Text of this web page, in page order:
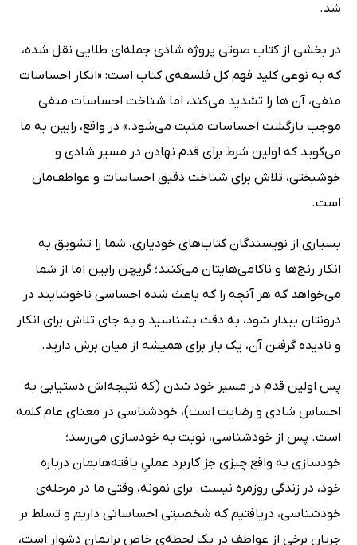
شد.
در بخشی از کتاب صوتی پروژه شادی جمله‌ای طلایی نقل شده،
که به نوعی کلید فهم کل فلسفه‌ی کتاب است: «انکار احساسات
منفی، آن ها را تشدید می‌کند، اما شناخت احساسات منفی
موجب بازگشت احساسات مثبت می‌شود.» در واقع، رابین به ما
می‌گوید که اولین شرط برای قدم نهادن در مسیر شادی و
خوشبختی، تلاش برای شناخت دقیق احساسات و عواطف‌مان
است.
بسیاری از نویسندگان کتاب‌های خودیاری، شما را تشویق به
انکار رنج‌ها و ناکامی‌هایتان می‌کنند؛ گریچن رابین اما از شما
می‌خواهد که هر آنچه را که باعث شده احساسی ناخوشایند در
درونتان بیدار شود، به دقت بشناسید و به جای تلاش برای انکار
و نادیده گرفتن آن، یک بار برای همیشه از میان برش دارید.
پس اولین قدم در مسیر خود شدن (که نتیجه‌اش دستیابی به
احساس شادی و رضایت است)، خودشناسی در معنای عام کلمه
است. پس از خودشناسی، نوبت به خودسازی می‌رسد؛
خودسازی به واقع چیزی جز کاربرد عملیِ یافته‌هایمان درباره
خود، در زندگی روزمره نیست. برای نمونه، وقتی ما در مرحله‌ی
خودشناسی، دریافتیم که شخصیتی احساساتی داریم و تسلط بر
جریان برخی از عواطف در یک لحظه‌ی خاص برایمان دشوار است،